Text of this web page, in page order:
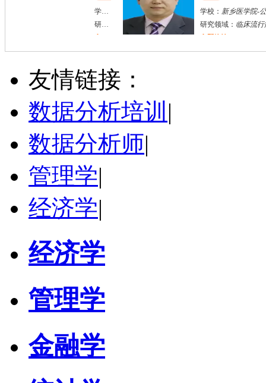
学校：
新乡医学院-公共卫生学院
研究领域：
临床流行病学，疾病预防控制
立即咨询
张千帆 哈尔滨市
博导
学校：哈尔滨工业大学
立即咨询
友情链接：
数据分析培训 |
数据分析师|
管理学|
经济学|
经济学
管理学
金融学